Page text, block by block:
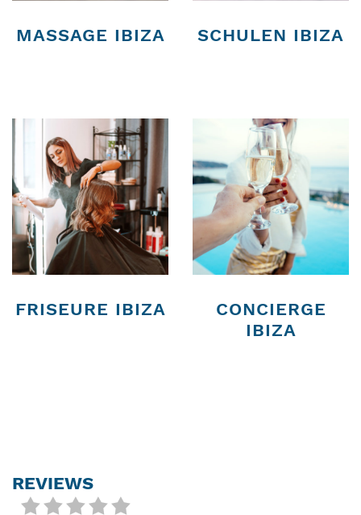
MASSAGE IBIZA SCHULEN IBIZA
FRISEURE IBIZA
CONCIERGE
IBIZA
REVIEWS